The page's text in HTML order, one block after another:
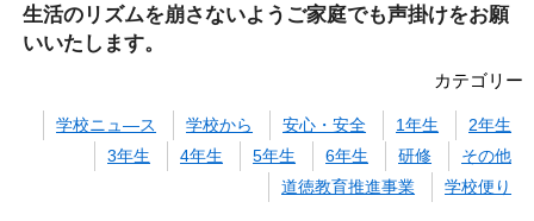
生活のリズムを崩さないようご家庭でも声掛けをお願
いいたします。
カテゴリー
学校ニュ―ス 学校から 安心・安全 1年生
2年生
3年生
4年生 5年生 6年生 研修
その他
道徳教育推進事業
学校便り